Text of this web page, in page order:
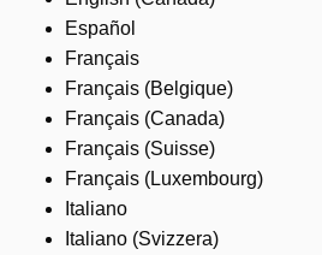
Español
Français
Français (Belgique)
Français (Canada)
Français (Suisse)
Français (Luxembourg)
Italiano
Italiano (Svizzera)